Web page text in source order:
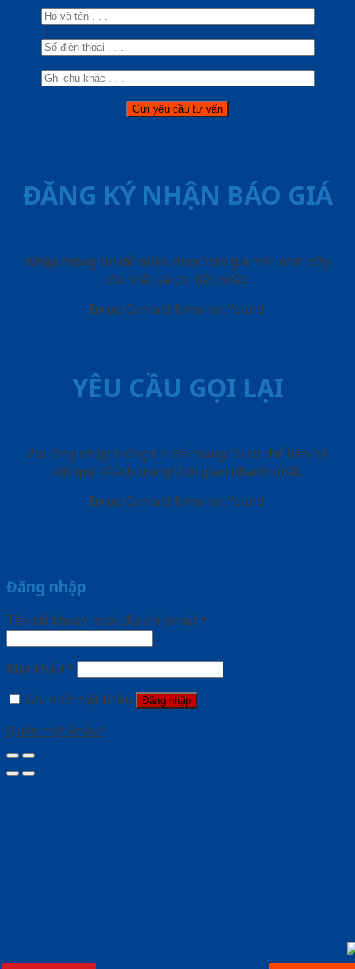
ĐĂNG KÝ NHẬN BÁO GIÁ
Nhập thông tin để nhận được báo giá mới nhât đầy
đủ nhất và chi tiết nhất.
Error: Contact form not found.
YÊU CẦU GỌI LẠI
Vui lòng nhập thông tin để chúng tôi có thể liên hệ
với quý khách trong thời gian nhanh nhất.
Error: Contact form not found.
Đăng nhập
Tên tài khoản hoặc địa chỉ email *
Mật khẩu *
Ghi nhớ mật khẩu
Đăng nhập
Quên mật khẩu?